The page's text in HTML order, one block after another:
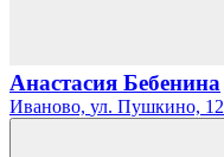
Анастасия Бебенина
Иваново, ул. Пушкино, 12